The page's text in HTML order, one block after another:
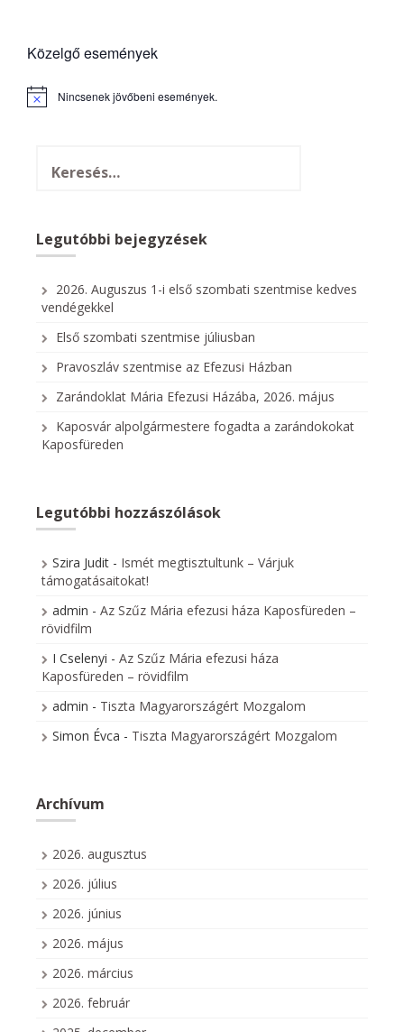
Közelgő események
N
Nincsenek jövőbeni események.
Legutóbbi bejegyzések
2026. Auguszus 1-i első szombati szentmise kedves
vendégekkel
Első szombati szentmise júliusban
Pravoszláv szentmise az Efezusi Házban
Zarándoklat Mária Efezusi Házába, 2026. május
Kaposvár alpolgármestere fogadta a zarándokokat
Kaposfüreden
Legutóbbi hozzászólások
Szira Judit - Ismét megtisztultunk – Várjuk
támogatásaitokat!
admin - Az Szűz Mária efezusi háza Kaposfüreden –
rövidfilm
I Cselenyi - Az Szűz Mária efezusi háza
Kaposfüreden – rövidfilm
admin - Tiszta Magyarországért Mozgalom
Simon Évca - Tiszta Magyarországért Mozgalom
Archívum
2026. augusztus
2026. július
2026. június
2026. május
2026. március
2026. február